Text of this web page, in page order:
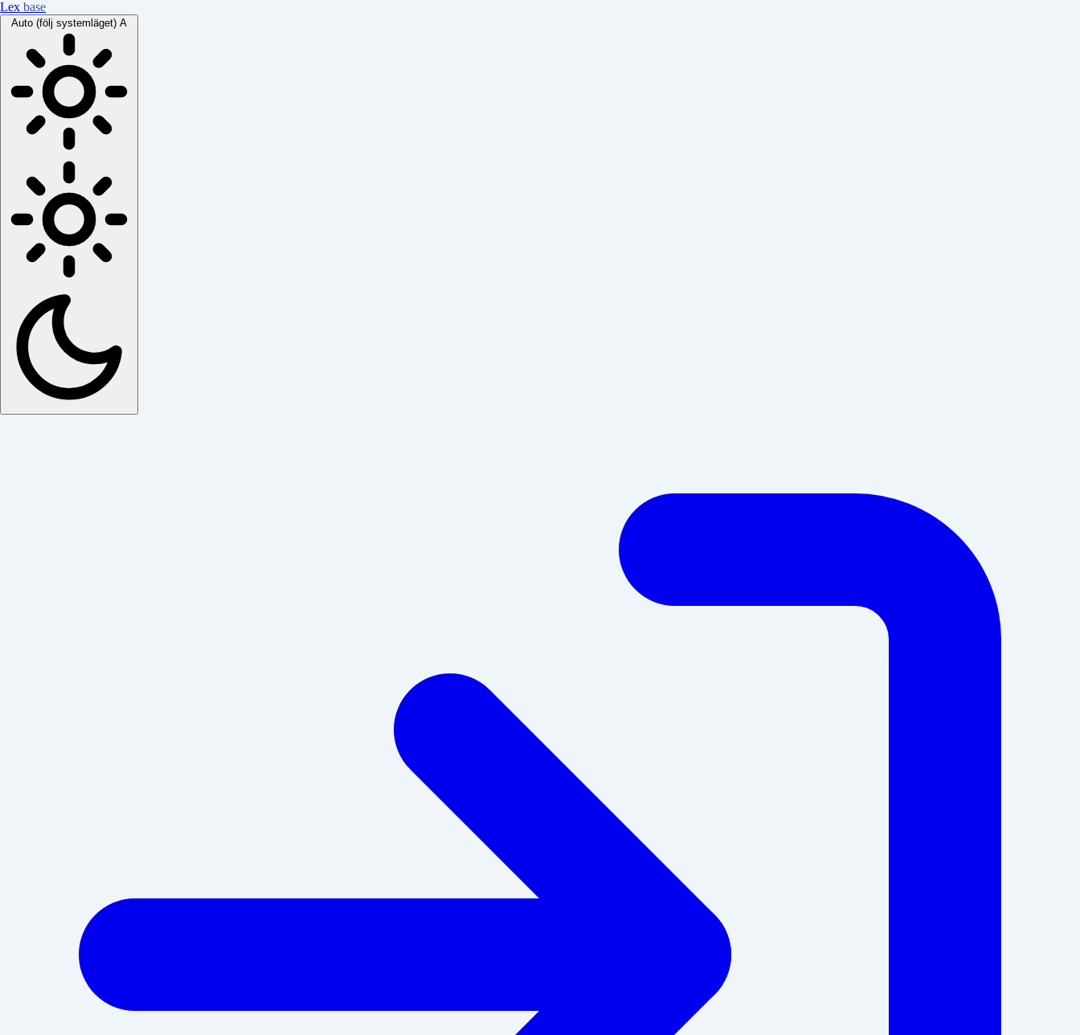
Lex base
Auto (följ systemläget) A